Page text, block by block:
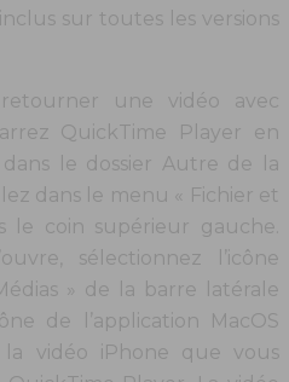
sur toutes les versions
une vidéo avec
QuickTime Player en
le dossier Autre de la
dans le menu « Fichier et
le coin supérieur gauche.
sélectionnez l’icône
» de la barre latérale
de l’application MacOS
vidéo iPhone que vous